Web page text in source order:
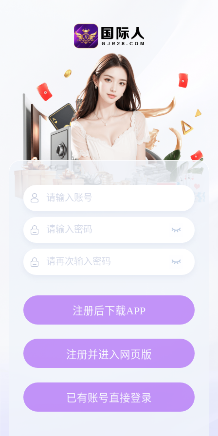
注册后下载APP
注册并进入网页版
已有账号直接登录